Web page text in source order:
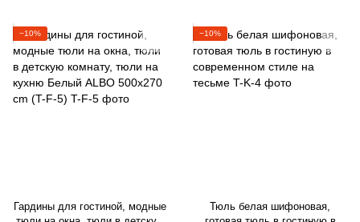
−10%
Гардины для гостиной, модные
−10%
Тюль белая шифоновая,